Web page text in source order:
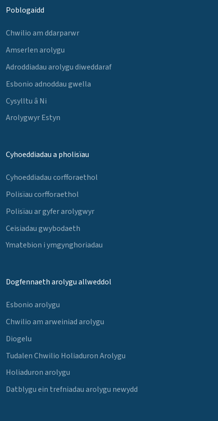
Poblogaidd
Chwilio am ddarparwr
Amserlen arolygu
Adroddiadau arolygu diweddaraf
Esbonio adnoddau gwella
Cysylltu â Ni
Arolygwyr Estyn
Cyhoeddiadau a pholisïau
Cyhoeddiadau corfforaethol
Polisïau corfforaethol
Polisïau ar gyfer arolygwyr
Ceisiadau gwybodaeth
Ymatebion i ymgynghoriadau
Dogfennaeth arolygu allweddol
Esbonio arolygu
Chwilio am arweiniad arolygu
Diogelu
Tudalen Chwilio Holiaduron Arolygu
Holiaduron arolygu
Datblygu ein trefniadau arolygu newydd